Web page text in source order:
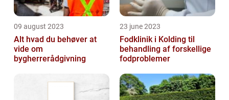
09 august 2023
Alt hvad du behøver at
vide om
bygherrerådgivning
23 june 2023
Fodklinik i Kolding til
behandling af forskellige
fodproblemer